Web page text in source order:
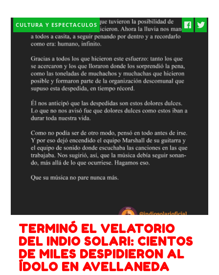
CULTURA Y ESPECTACULOS
TERMINÓ EL VELATORIO
DEL INDIO SOLARI: CIENTOS
DE MILES DESPIDIERON AL
ÍDOLO EN AVELLANEDA